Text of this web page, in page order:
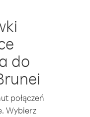
do
połączeń
Wybierz